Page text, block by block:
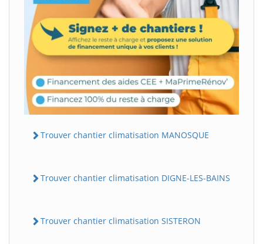
Trouver chantier climatisation MANOSQUE
Trouver chantier climatisation DIGNE-LES-BAINS
Trouver chantier climatisation SISTERON